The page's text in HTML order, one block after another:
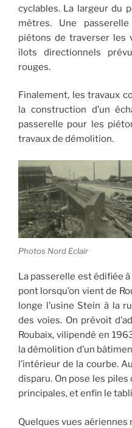
cyclables. La largeur du
mètres. Une
piétons de traverser les
îlots directionnels
rouges.
Finalement, les travaux
la construction d’un
passerelle pour les
travaux de démolition.
Photos Nord Eclair
La passerelle est édifiée
pont lorsqu’on vient de
longe l’usine Stein à la
des voies. On prévoit
Roubaix, vilipendé en
la démolition d’un
l’intérieur de la courbe.
disparu. On pose les
principales, et enfin le
Quelques vues